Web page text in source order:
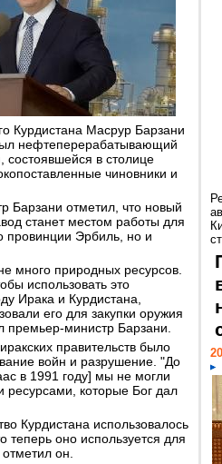
Курдистана Масрур Барзани
нефтеперерабатывающий
в столице
чиновники и
Барзани отметил, что новый
станет местом работы для
провинции Эрбиль, но и
много природных ресурсов.
использовать это
Ирака и Курдистана,
его для закупки оружия
министр Барзани.
правительств было
войн и разрушение. "До
в 1991 году] мы не могли
ресурсами, которые Бог дал
Курдистана использовалось
теперь оно используется для
он.